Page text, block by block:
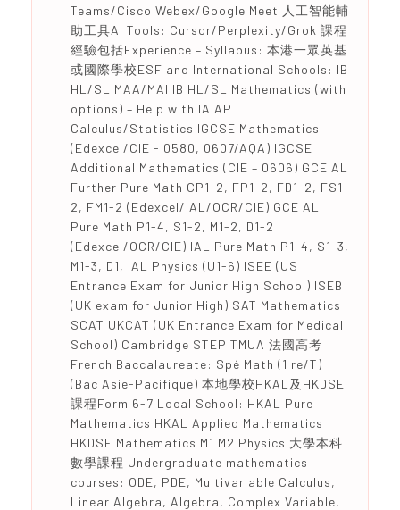
Teams/Cisco Webex/Google Meet 人工智能輔
助工具AI Tools: Cursor/Perplexity/Grok 課程
經驗包括Experience – Syllabus: 本港一眾英基
或國際學校ESF and International Schools: IB
HL/SL MAA/MAI IB HL/SL Mathematics (with
options) – Help with IA AP
Calculus/Statistics IGCSE Mathematics
(Edexcel/CIE - 0580, 0607/AQA) IGCSE
Additional Mathematics (CIE – 0606) GCE AL
Further Pure Math CP1-2, FP1-2, FD1-2, FS1-
2, FM1-2 (Edexcel/IAL/OCR/CIE) GCE AL
Pure Math P1-4, S1-2, M1-2, D1-2
(Edexcel/OCR/CIE) IAL Pure Math P1-4, S1-3,
M1-3, D1, IAL Physics (U1-6) ISEE (US
Entrance Exam for Junior High School) ISEB
(UK exam for Junior High) SAT Mathematics
SCAT UKCAT (UK Entrance Exam for Medical
School) Cambridge STEP TMUA 法國高考
French Baccalaureate: Spé Math (1 re/T)
(Bac Asie-Pacifique) 本地學校HKAL及HKDSE
課程Form 6-7 Local School: HKAL Pure
Mathematics HKAL Applied Mathematics
HKDSE Mathematics M1 M2 Physics 大學本科
數學課程 Undergraduate mathematics
courses: ODE, PDE, Multivariable Calculus,
Linear Algebra, Algebra, Complex Variable,